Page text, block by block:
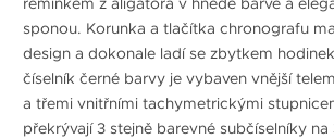
sponou. Korunka a tlačítka chronografu
design a dokonale ladí se zbytkem
číselník černé barvy je vybaven vnější
a třemi vnitřními tachymetrickými
překrývají 3 stejně barevné subčíselníky na